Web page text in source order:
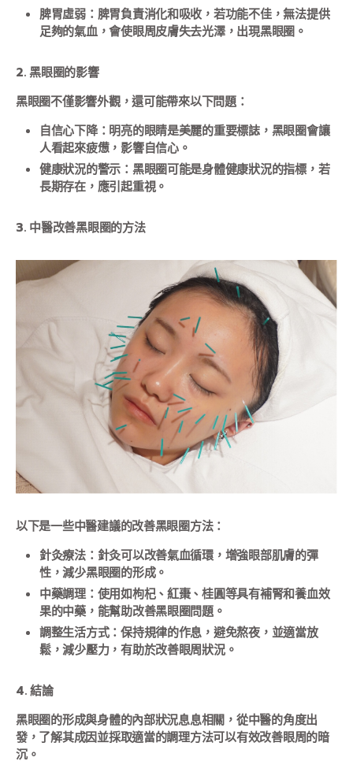
脾胃虛弱：脾胃負責消化和吸收，若功能不佳，無法提供
足夠的氣血，會使眼周皮膚失去光澤，出現黑眼圈。
2. 黑眼圈的影響
黑眼圈不僅影響外觀，還可能帶來以下問題：
自信心下降：明亮的眼睛是美麗的重要標誌，黑眼圈會讓
人看起來疲憊，影響自信心。
健康狀況的警示：黑眼圈可能是身體健康狀況的指標，若
長期存在，應引起重視。
3. 中醫改善黑眼圈的方法
以下是一些中醫建議的改善黑眼圈方法：
針灸療法：針灸可以改善氣血循環，增強眼部肌膚的彈
性，減少黑眼圈的形成。
中藥調理：使用如枸杞、紅棗、桂圓等具有補腎和養血效
果的中藥，能幫助改善黑眼圈問題。
調整生活方式：保持規律的作息，避免熬夜，並適當放
鬆，減少壓力，有助於改善眼周狀況。
4. 結論
黑眼圈的形成與身體的內部狀況息息相關，從中醫的角度出
發，了解其成因並採取適當的調理方法可以有效改善眼周的暗
沉。